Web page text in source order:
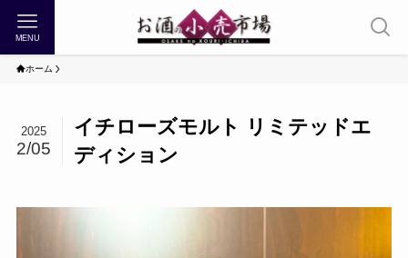
MENU
ホーム
イチローズモルト リミテッドエ
ディション
2025
2/05